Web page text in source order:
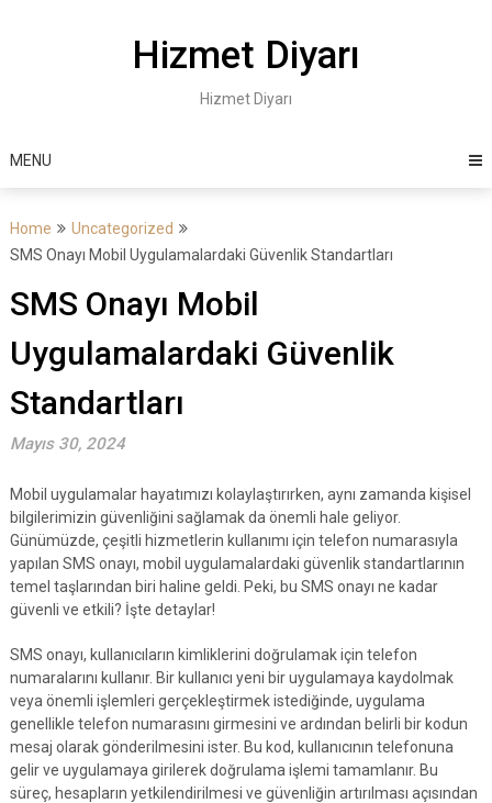
Hizmet Diyarı
Hizmet Diyarı
MENU
Home
Uncategorized
SMS Onayı Mobil Uygulamalardaki Güvenlik Standartları
SMS Onayı Mobil
Uygulamalardaki Güvenlik
Standartları
Mayıs 30, 2024
Mobil uygulamalar hayatımızı kolaylaştırırken, aynı zamanda kişisel
bilgilerimizin güvenliğini sağlamak da önemli hale geliyor.
Günümüzde, çeşitli hizmetlerin kullanımı için telefon numarasıyla
yapılan SMS onayı, mobil uygulamalardaki güvenlik standartlarının
temel taşlarından biri haline geldi. Peki, bu SMS onayı ne kadar
güvenli ve etkili? İşte detaylar!
SMS onayı, kullanıcıların kimliklerini doğrulamak için telefon
numaralarını kullanır. Bir kullanıcı yeni bir uygulamaya kaydolmak
veya önemli işlemleri gerçekleştirmek istediğinde, uygulama
genellikle telefon numarasını girmesini ve ardından belirli bir kodun
mesaj olarak gönderilmesini ister. Bu kod, kullanıcının telefonuna
gelir ve uygulamaya girilerek doğrulama işlemi tamamlanır. Bu
süreç, hesapların yetkilendirilmesi ve güvenliğin artırılması açısından